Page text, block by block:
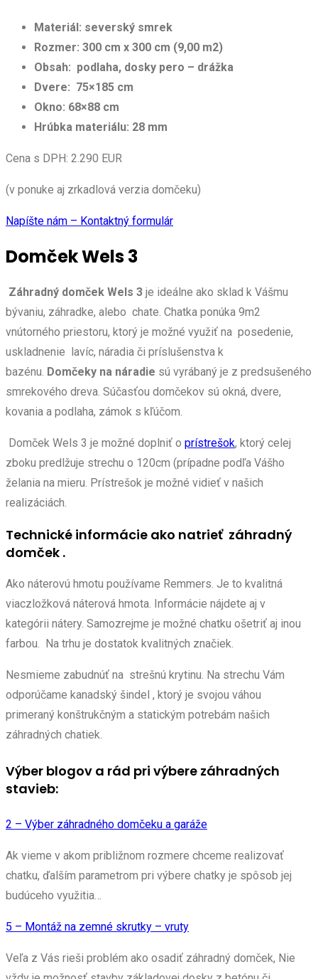
Materiál: severský smrek
Rozmer: 300 cm x 300 cm (9,00 m2)
Obsah: podlaha, dosky pero – drážka
Dvere: 75×185 cm
Okno: 68×88 cm
Hrúbka materiálu: 28 mm
Cena s DPH: 2.290 EUR
(v ponuke aj zrkadlová verzia domčeku)
Napíšte nám – Kontaktný formulár
DomčekWels 3
Záhradný domček Wels 3 je ideálne ako sklad k Vášmu
bývaniu, záhradke, alebo chate. Chatka ponúka 9m2
vnútorného priestoru, ktorý je možné využiť na posedenie,
uskladnenie lavíc, náradia či príslušenstva k
bazénu. Domčeky na náradie sú vyrábaný je z predsušeného
smrekového dreva. Súčasťou domčekov sú okná, dvere,
kovania a podlaha, zámok s kľúčom.
Domček Wels 3 je možné doplniť o prístrešok, ktorý celej
zboku predlžuje strechu o 120cm (prípadne podľa Vášho
želania na mieru. Prístrešok je možné vidieť v našich
realizáciách.
Technické informácie ako natrieť záhradný
domček .
Ako náterovú hmotu používame Remmers. Je to kvalitná
viaczložková náterová hmota. Informácie nájdete aj v
kategórii nátery. Samozrejme je možné chatku ošetriť aj inou
farbou. Na trhu je dostatok kvalitných značiek.
Nesmieme zabudnúť na strešnú krytinu. Na strechu Vám
odporúčame kanadský šindel , ktorý je svojou váhou
primeraný konštrukčným a statickým potrebám našich
záhradných chatiek.
Výber blogov a rád pri výbere záhradných
stavieb:
2 – Výber záhradného domčeku a garáže
Ak vieme v akom približnom rozmere chceme realizovať
chatku, ďalším parametrom pri výbere chatky je spôsob jej
budúceho využitia…
5 – Montáž na zemné skrutky – vruty
Veľa z Vás rieši problém ako osadiť záhradný domček, Nie